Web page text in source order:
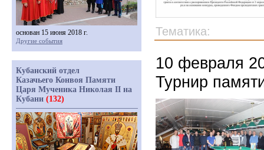
Тематика:
10 февраля
Турнир
основан 15 июня 2018 г.
Другие события
Кубанский отдел
Казачьего Конвоя Памяти
Царя Мученика Николая II на
Кубани (132)